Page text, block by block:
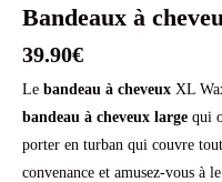
Bandeaux à
39.90€
Le bandeau à cheveux XL
bandeau à cheveux large qui
porter en turban qui couvre
convenance et amusez-vous à